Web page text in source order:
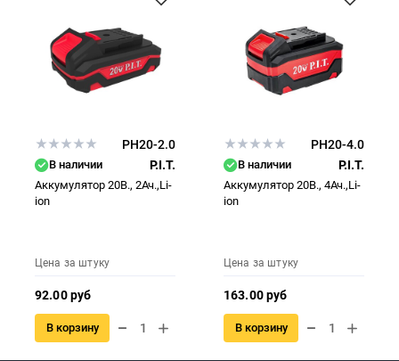
PH20-2.0
В наличии P.I.T.
Аккумулятор 20В., 2Ач.,Li-
ion
Цена за штуку
92.00 руб
В корзину
PH20-4.0
В наличии P.I.T.
Аккумулятор 20В., 4Ач.,Li-
ion
Цена за штуку
163.00 руб
В корзину